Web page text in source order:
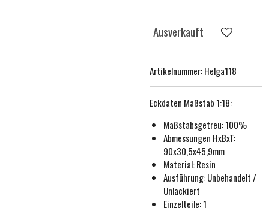
Ausverkauft
Artikelnummer:Helga118
Eckdaten Maßstab 1:18:
Maßstabsgetreu:100%
Abmessungen HxBxT:
90x30,5x45,9mm
Material: Resin
Ausführung:Unbehandelt /
Unlackiert
Einzelteile: 1